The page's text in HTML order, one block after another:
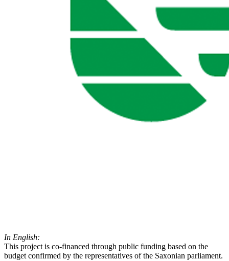
In English:
This project is co-financed through public funding based on the
budget confirmed by the representatives of the Saxonian parliament.